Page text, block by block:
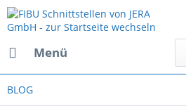
Menü
BLOG